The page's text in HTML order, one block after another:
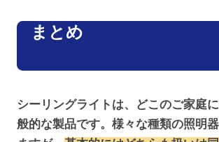
まとめ
シーリングライトは、どこのご家庭
般的な製品です。様々な種類の照明